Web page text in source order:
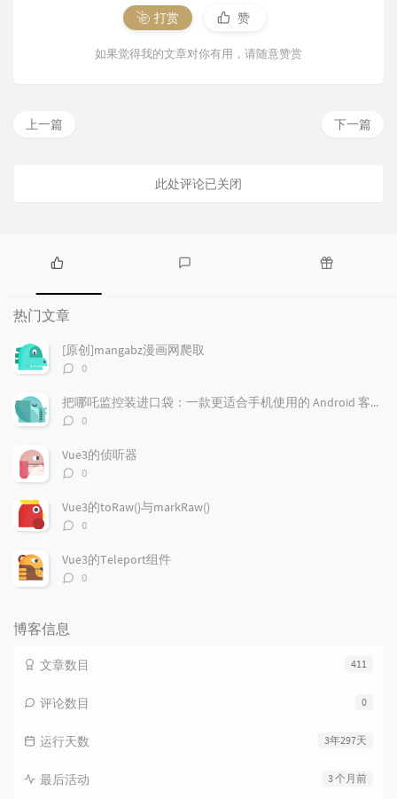
打赏 赞
如果觉得我的文章对你有用，请随意赞赏
下一篇
上一篇
此处评论已关闭
热
门
文
章
论
热门文章
[原创]mangabz漫画网爬取
评
数：
0
把哪吒监控装进口袋：一款更适合手机使用的 Android 客户端
评
数：
0
Vue3的侦听器
评
数：
0
Vue3的toRaw()与markRaw()
评
数：
0
Vue3的Teleport组件
评
0
博客信息
411
文章数目
0
评论数目
3年297天
运行天数
3 个月前
最后活动